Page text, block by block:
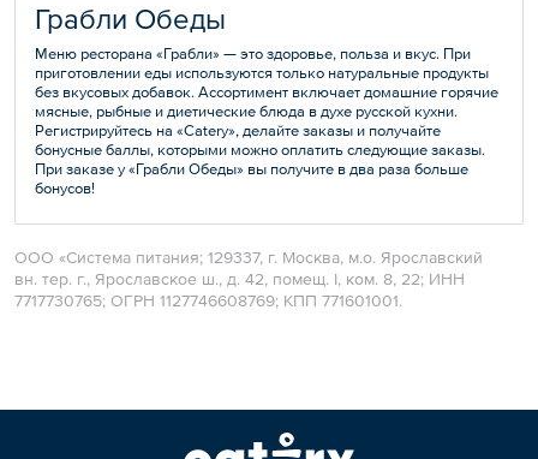
Грабли Обеды
Меню ресторана «Грабли» — это здоровье, польза и вкус. При
приготовлении еды используются только натуральные продукты
без вкусовых добавок. Ассортимент включает домашние горячие
мясные, рыбные и диетические блюда в духе русской кухни.
Регистрируйтесь на «Catery», делайте заказы и получайте
бонусные баллы, которыми можно оплатить следующие заказы.
При заказе у «Грабли Обеды» вы получите в два раза больше
бонусов!
ООО «Система питания; 129337, г. Москва, м.о. Ярославский
вн. тер. г., Ярославское ш., д. 42, помещ. I, ком. 8, 22; ИНН
7717730765; ОГРН 1127746608769; КПП 771601001.